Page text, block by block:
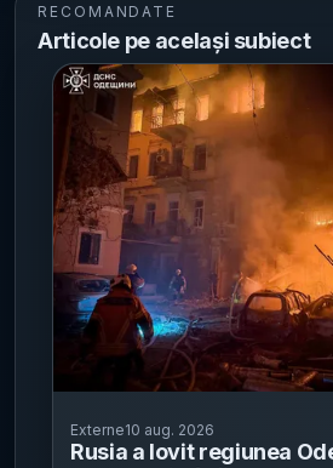
RECOMANDATE
Articole pe același subiect
Externe10 aug. 2026
Rusia a lovit regiunea